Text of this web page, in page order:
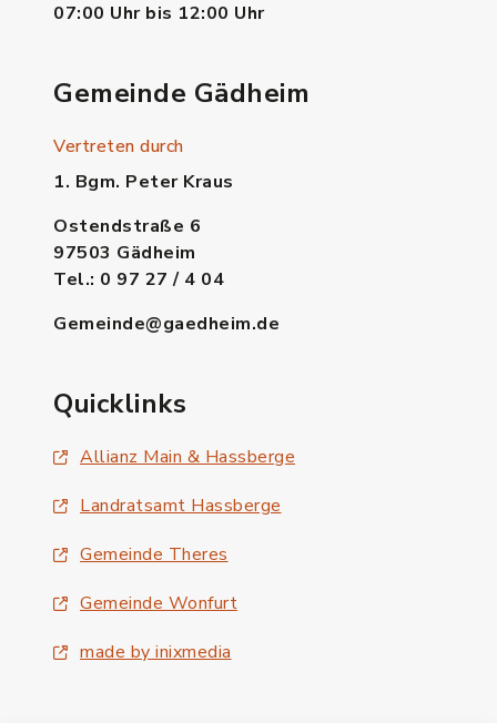
07:00 Uhr bis 12:00 Uhr
Gemeinde Gädheim
Vertreten durch
1. Bgm. Peter Kraus
Ostendstraße 6
97503 Gädheim
Tel.: 0 97 27 / 4 04
Gemeinde@gaedheim.de
Quicklinks
Allianz Main & Hassberge
Landratsamt Hassberge
Gemeinde Theres
Gemeinde Wonfurt
made by inixmedia